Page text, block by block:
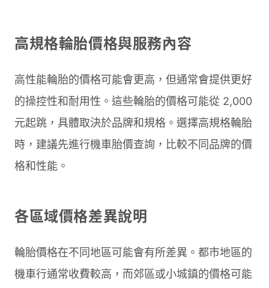
高規格輪胎價格與服務內容
高性能輪胎的價格可能會更高，但通常會提供更好
的操控性和耐用性。這些輪胎的價格可能從 2,000
元起跳，具體取決於品牌和規格。選擇高規格輪胎
時，建議先進行機車胎價查詢，比較不同品牌的價
格和性能。
各區域價格差異說明
輪胎價格在不同地區可能會有所差異。都市地區的
機車行通常收費較高，而郊區或小城鎮的價格可能